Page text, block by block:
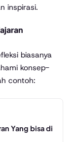
inspirasi.
biasanya
konsep-
contoh:
Yang bisa di